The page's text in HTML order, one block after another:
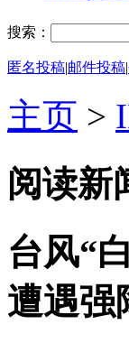
搜索：
匿名投稿|邮件投稿|
主页 >
阅读新
台风“
遭遇强